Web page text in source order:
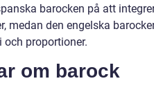
barocken på att
medan den engelska
proportioner.
om barock